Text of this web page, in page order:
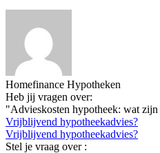
Homefinance Hypotheken
Heb jij vragen over:
"Advieskosten hypotheek: wat
Vrijblijvend hypotheekadvies?
Vrijblijvend hypotheekadvies?
Stel je vraag over :